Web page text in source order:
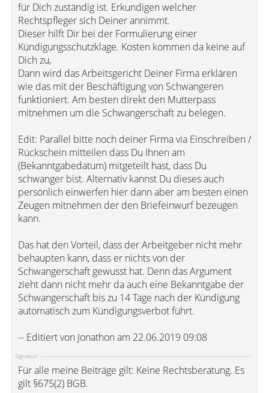
für Dich zuständig ist. Erkundigen welcher
Rechtspfleger sich Deiner annimmt.
Dieser hilft Dir bei der Formulierung einer
Kündigungsschutzklage. Kosten kommen da keine auf
Dich zu,
Dann wird das Arbeitsgericht Deiner Firma erklären
wie das mit der Beschäftigung von Schwangeren
funktioniert. Am besten direkt den Mutterpass
mitnehmen um die Schwangerschaft zu belegen.
Edit: Parallel bitte noch deiner Firma via Einschreiben /
Rückschein mitteilen dass Du Ihnen am
(Bekanntgabedatum) mitgeteilt hast, dass Du
schwanger bist. Alternativ kannst Du dieses auch
persönlich einwerfen hier dann aber am besten einen
Zeugen mitnehmen der den Briefeinwurf bezeugen
kann.
Das hat den Vorteil, dass der Arbeitgeber nicht mehr
behaupten kann, dass er nichts von der
Schwangerschaft gewusst hat. Denn das Argument
zieht dann nicht mehr da auch eine Bekanntgabe der
Schwangerschaft bis zu 14 Tage nach der Kündigung
automatisch zum Kündigungsverbot führt.
-- Editiert von Jonathon am 22.06.2019 09:08
Signatur:
Für alle meine Beiträge gilt: Keine Rechtsberatung. Es
gilt §675(2) BGB.